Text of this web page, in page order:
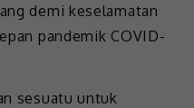
demi keselamatan
pandemik COVID-
sesuatu untuk